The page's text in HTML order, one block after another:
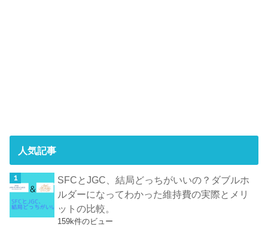
人気記事
SFCとJGC、結局どっちがいいの？ダブルホ
ルダーになってわかった維持費の実際とメリ
ットの比較。
159k件のビュー